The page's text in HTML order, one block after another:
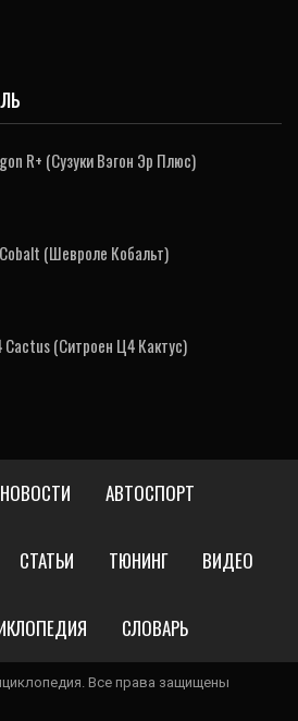
R+ (Сузуки Вэгон Эр Плюс)
(Шевроле Кобальт)
Cactus (Ситроен Ц4 Кактус)
НОВОСТИ АВТОСПОРТ
СТАТЬИ ТЮНИНГ ВИДЕО
СЛОВАРЬ
Все права защищены